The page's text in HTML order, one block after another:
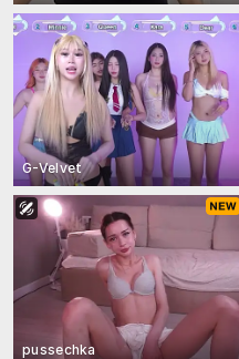
G-Velvet
pussechka